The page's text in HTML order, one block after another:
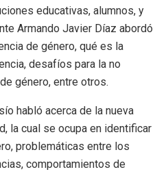
educativas, alumnos, y
Armando Javier Díaz abordó
de género, qué es la
desafíos para la no
género, entre otros.
habló acerca de la nueva
la cual se ocupa en identificar
problemáticas entre los
comportamientos de